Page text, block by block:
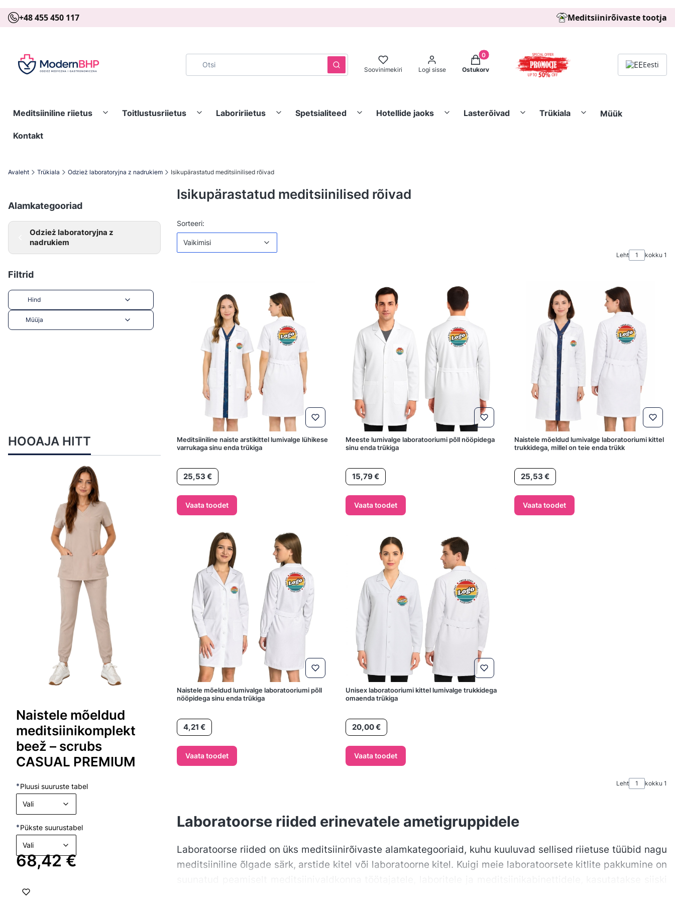
+48 455 450 117 Meditsiinirõivaste tootja
PuhastaOtsi Soovinimekiri Logi sisse
Tooted ostukorvis: 0. See details
Ostukorv
Eesti
Meditsiiniline riietus Toitlustusriietus Laboririietus Spetsialiteed Hotellide jaoks Lasterõivad Trükiala Müük
Kontakt
Avaleht Trükiala Odzież laboratoryjna z nadrukiem Isikupärastatud meditsiinilised rõivad
Alamkategooriad
Odzież laboratoryjna z
nadrukiem
Filtrid
Hind
Müüja
HOOAJA HITT
Naistele mõeldud
meditsiinikomplekt
beež – scrubs
CASUAL PREMIUM
*Pluusi suuruste tabel
Vali
*Pükste suurustabel
Vali
Hind
68,42 €
Isikupärastatud meditsiinilised rõivad
Toodete loetelu
Sorteeri:
Vaikimisi
Leht kokku 1
Meditsiiniline naiste arstikittel lumivalge lühikese
varrukaga sinu enda trükiga
Hind25,53 €
Vaata toodet
Meeste lumivalge laboratooriumi põll nööpidega
sinu enda trükiga
Hind15,79 €
Vaata toodet
Naistele mõeldud lumivalge laboratooriumi kittel
trukkidega, millel on teie enda trükk
Hind25,53 €
Vaata toodet
Naistele mõeldud lumivalge laboratooriumi põll
nööpidega sinu enda trükiga
Hind
4,21 €
Vaata toodet
Unisex laboratooriumi kittel lumivalge trukkidega
omaenda trükiga
Hind20,00 €
Vaata toodet
Leht kokku 1
Laboratoorse riided erinevatele ametigruppidele
Laboratoorse riided on üks meditsiinirõivaste alamkategooriaid, kuhu kuuluvad sellised riietuse tüübid nagu
meditsiiniline õlgade särk, arstide kitel või laboratoorne kitel. Kuigi meie laboratoorsete kitlite pakkumine on